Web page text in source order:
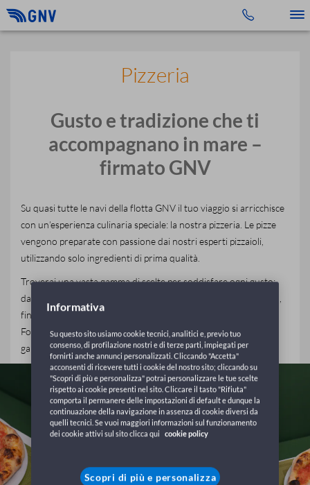
Pizzeria
Gusto e tradizione che ti
accompagnano in mare –
firmato GNV
Su quasi tutte le navi della flotta GNV il tuo viaggio si arricchisce
con un’esperienza culinaria speciale: la nostra pizzeria. Le pizze
vengono preparate con passione dai nostri esperti pizzaioli,
utilizzando solo ingredienti di prima qualità.
Troverai una vasta gamma di scelte per soddisfare ogni gusto:
dalle classiche intramontabili come la Margherita e la Marinara,
fino a varianti più elaborate come la Capricciosa e la Quattro
Formaggi. Ogni pizza è realizzata con la massima cura,
garantendo freschezza e un sapore inconfondibile.
Informativa
Su questo sito usiamo cookie tecnici, analitici e, previo tuo
consenso, di profilazione nostri e di terze parti, impiegati per
fornirti anche annunci personalizzati. Cliccando "Accetta"
acconsenti di ricevere tutti i cookie del nostro sito; cliccando su
"Scopri di più e personalizza" potrai personalizzare le tue scelte
rispetto ai cookie presenti nel sito. Cliccare il tasto "Rifiuta"
comporta il permanere delle impostazioni di default e dunque la
continuazione della navigazione in assenza di cookie diversi da
quelli tecnici. Se vuoi maggiori informazioni sul funzionamento
dei cookie attivi sul sito clicca qui
cookie policy
Scopri di più e personalizza